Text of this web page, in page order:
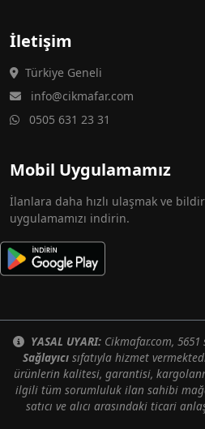
İletişim
Türkiye Geneli
info@cikmafar.com
0505 631 23 31
Mobil Uygulamamız
İlanlara daha hızlı ulaşmak ve
uygulamamızı indirin.
YASAL UYARI: Cikmafar.com,
Sağlayıcısıfatıyla hizmet
ürünlerin kalitesi, garantisi,
ilgili tüm sorumluluk ilan sahibi
satıcı ve alıcı arasındaki ticari